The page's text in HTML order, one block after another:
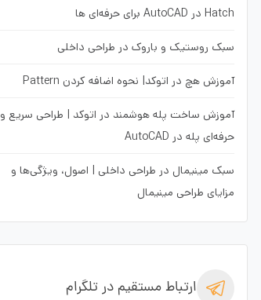
Hatch در AutoCAD برای حرفه‌ای ها
سبک روستیک و باروک در طراحی داخلی
آموزش هچ در اتوکد| نحوه اضافه کردن Pattern
آموزش ساخت پله هوشمند در اتوکد | طراحی سریع و
حرفه‌ای پله در AutoCAD
سبک مینیمال در طراحی داخلی | اصول، ویژگی‌ها و
مزایای طراحی مینیمال
ارتباط مستقیم در تلگرام